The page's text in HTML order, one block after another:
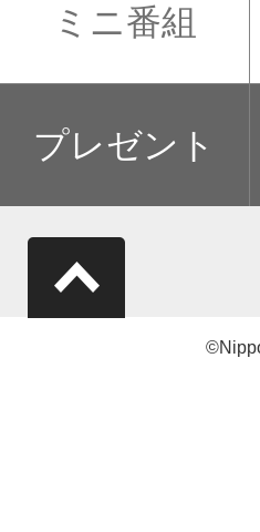
ミニ番組
プレゼント